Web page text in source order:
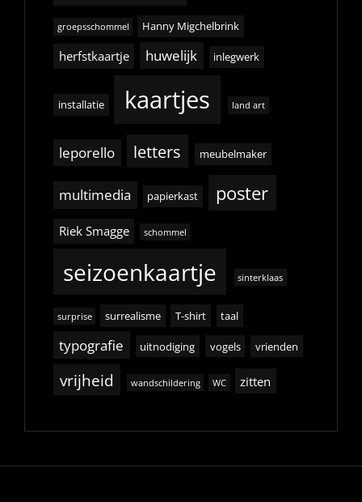
groepsschommel Hanny Migchelbrink
herfstkaartje huwelijk inlegwerk
installatie kaartjes land art
leporello letters meubelmaker
multimedia papierkast poster
Riek Smagge schommel
seizoenkaartje sinterklaas
surprise surrealisme T-shirt taal
typografie uitnodiging vogels vrienden
vrijheid wandschildering WC zitten